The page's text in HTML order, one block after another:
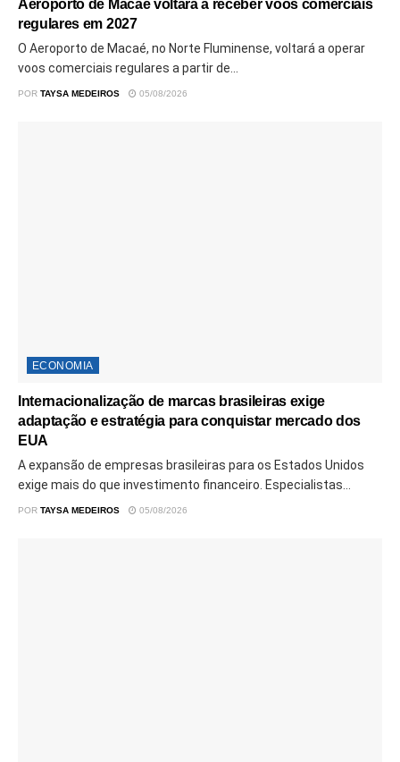
Aeroporto de Macaé voltará a receber voos comerciais
regulares em 2027
O Aeroporto de Macaé, no Norte Fluminense, voltará a operar
voos comerciais regulares a partir de...
POR TAYSA MEDEIROS 05/08/2026
ECONOMIA
Internacionalização de marcas brasileiras exige
adaptação e estratégia para conquistar mercado dos
EUA
A expansão de empresas brasileiras para os Estados Unidos
exige mais do que investimento financeiro. Especialistas...
POR TAYSA MEDEIROS 05/08/2026